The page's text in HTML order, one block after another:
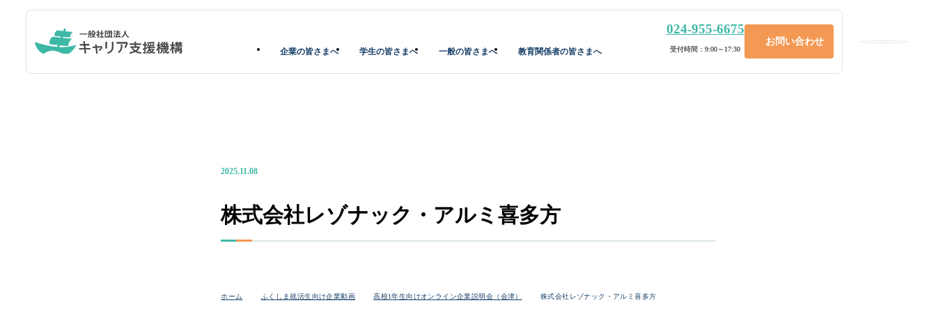
企業の皆さまへ 学生の皆さまへ 一般の皆さまへ 教育関係者の皆さまへ
024-955-6675
受付時間：9:00～17:30
お問い合わせ メニュー
2025.11.08
株式会社レゾナック・アルミ喜多方
ホーム ふくしま就活生向け企業動画 高校1年生向けオンライン企業説明会（会津） 株式会社レゾナック・アルミ喜多方